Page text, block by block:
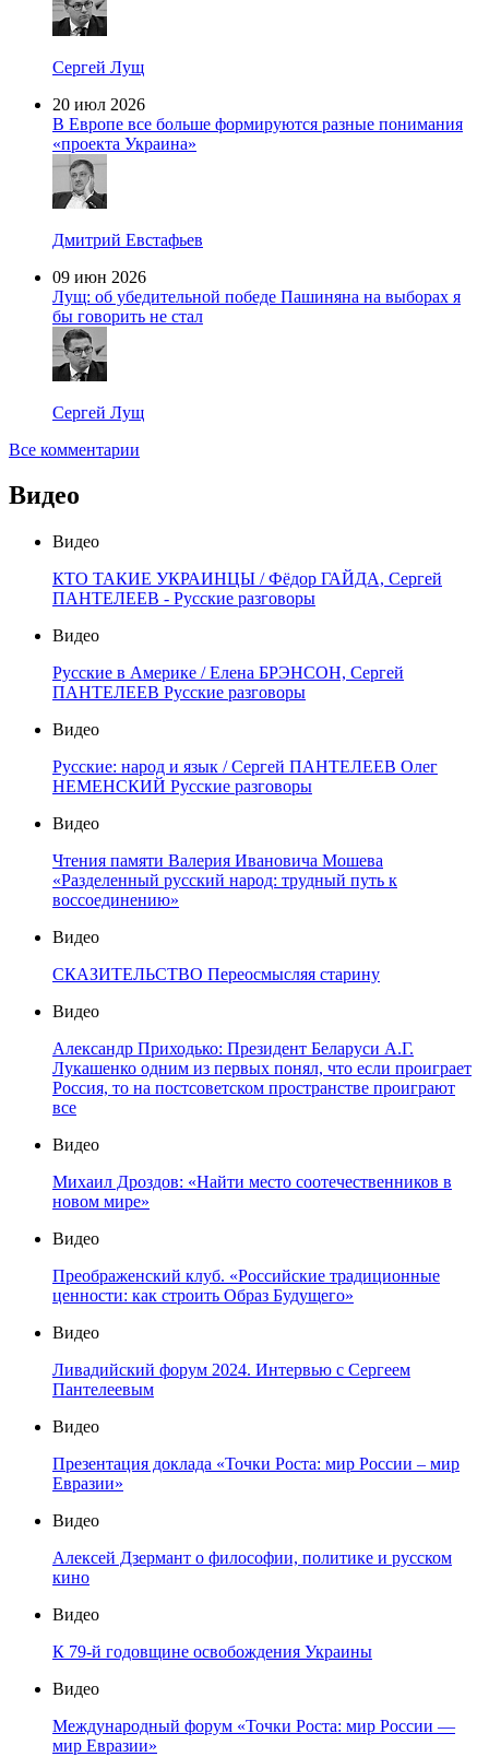
Сергей Лущ
20 июл 2026
В Европе все больше формируются разные понимания
«проекта Украина»
Дмитрий Евстафьев
09 июн 2026
Лущ: об убедительной победе Пашиняна на выборах я
бы говорить не стал
Сергей Лущ
Все комментарии
Видео
Видео
КТО ТАКИЕ УКРАИНЦЫ / Фёдор ГАЙДА, Сергей
ПАНТЕЛЕЕВ - Русские разговоры
Видео
Русские в Америке / Елена БРЭНСОН, Сергей
ПАНТЕЛЕЕВ Русские разговоры
Видео
Русские: народ и язык / Сергей ПАНТЕЛЕЕВ Олег
НЕМЕНСКИЙ Русские разговоры
Видео
Чтения памяти Валерия Ивановича Мошева
«Разделенный русский народ: трудный путь к
воссоединению»
Видео
СКАЗИТЕЛЬСТВО Переосмысляя старину
Видео
Александр Приходько: Президент Беларуси А.Г.
Лукашенко одним из первых понял, что если проиграет
Россия, то на постсоветском пространстве проиграют
все
Видео
Михаил Дроздов: «Найти место соотечественников в
новом мире»
Видео
Преображенский клуб. «Российские традиционные
ценности: как строить Образ Будущего»
Видео
Ливадийский форум 2024. Интервью с Сергеем
Пантелеевым
Видео
Презентация доклада «Точки Роста: мир России – мир
Евразии»
Видео
Алексей Дзермант о философии, политике и русском
кино
Видео
К 79-й годовщине освобождения Украины
Видео
Международный форум «Точки Роста: мир России —
мир Евразии»